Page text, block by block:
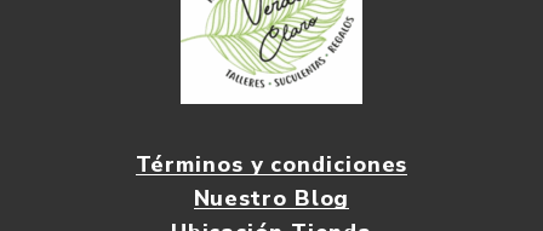
Términos y condiciones
Nuestro Blog